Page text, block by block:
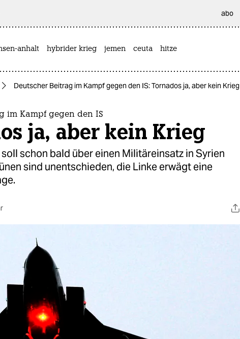
abo
anhalt hybrider krieg jemen ceuta hitze
Deutscher Beitrag im Kampf gegen den IS: Tornados ja, aber kein Krieg
im Kampf gegen den IS
ja, aber kein Krieg
schon bald über einen Militäreinsatz in Syrien
sind unentschieden, die Linke erwägt eine